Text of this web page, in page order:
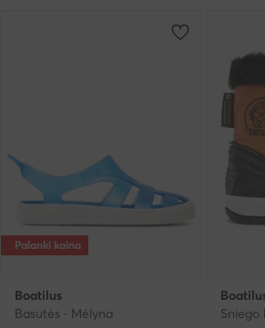
Palanki kaina
Boatilus
Basutės · Mėlyna
Sniego